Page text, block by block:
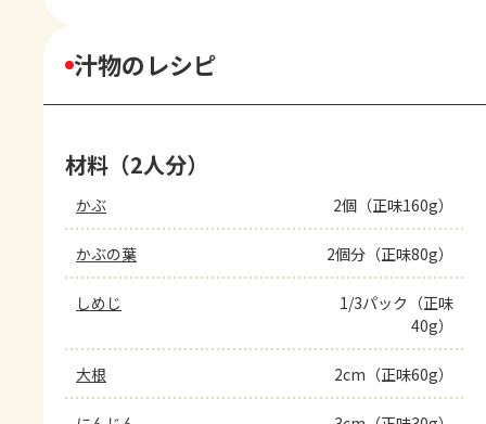
汁物のレシピ
材料（2人分）
かぶ 2個（正味160g）
かぶの葉 2個分（正味80g）
しめじ
1/3パック（正味
40g）
大根 2cm（正味60g）